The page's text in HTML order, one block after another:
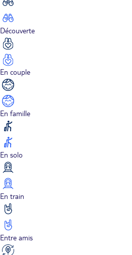
Découverte
En couple
En famille
En solo
En train
Entre amis